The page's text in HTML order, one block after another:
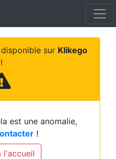
sur Klikego
!
est une anomalie,
!
l'accueil